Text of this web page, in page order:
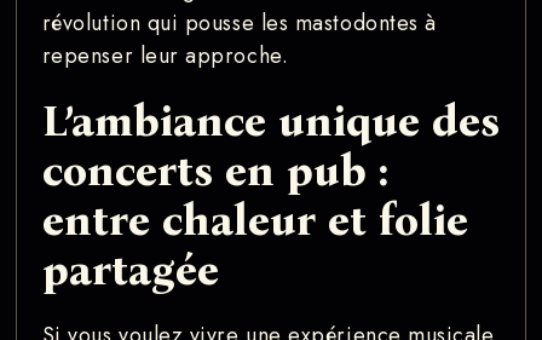
révolution qui pousse les mastodontes à
repenser leur approche.
L’ambiance unique des
concerts en pub :
entre chaleur et folie
partagée